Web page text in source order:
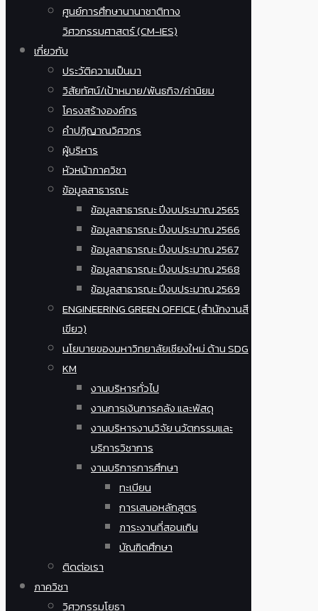
ศูนย์การศึกษานานาชาติทาง
วิศวกรรมศาสตร์ (CM-IES)
เกี่ยวกับ
ประวัติความเป็นมา
วิสัยทัศน์/เป้าหมาย/พันธกิจ/ค่านิยม
โครงสร้างองค์กร
คำปฏิญาณวิศวกร
ผู้บริหาร
หัวหน้าภาควิชา
ข้อมูลสาธารณะ
ข้อมูลสาธารณะ ปีงบประมาณ 2565
ข้อมูลสาธารณะ ปีงบประมาณ 2566
ข้อมูลสาธารณะ ปีงบประมาณ 2567
ข้อมูลสาธารณะ ปีงบประมาณ 2568
ข้อมูลสาธารณะ ปีงบประมาณ 2569
ENGINEERING GREEN OFFICE (สำนักงานสี
เขียว)
นโยบายของมหาวิทยาลัยเชียงใหม่ ด้าน SDG
KM
งานบริหารทั่วไป
งานการเงินการคลัง และพัสดุ
งานบริหารงานวิจัย นวัตกรรมและ
บริการวิชาการ
งานบริการการศึกษา
ทะเบียน
การเสนอหลักสูตร
ภาระงานที่สอนเกิน
บัณฑิตศึกษา
ติดต่อเรา
ภาควิชา
วิศวกรรมโยธา